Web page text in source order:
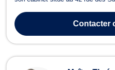
famille pour des divorces
entre concubins, constitution...
Contacter